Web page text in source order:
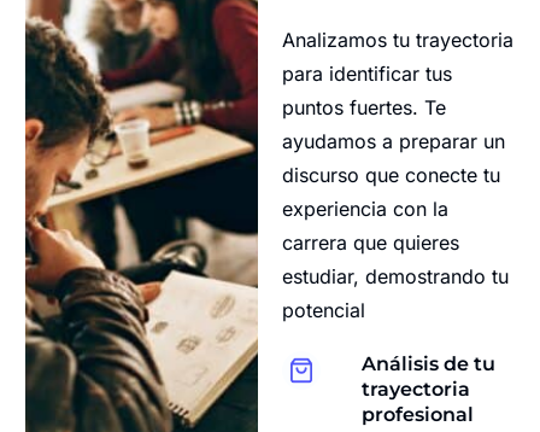
Analizamos tu trayectoria
para identificar tus
puntos fuertes. Te
ayudamos a preparar un
discurso que conecte tu
experiencia con la
carrera que quieres
estudiar, demostrando tu
potencial
Análisis de tu
trayectoria
profesional